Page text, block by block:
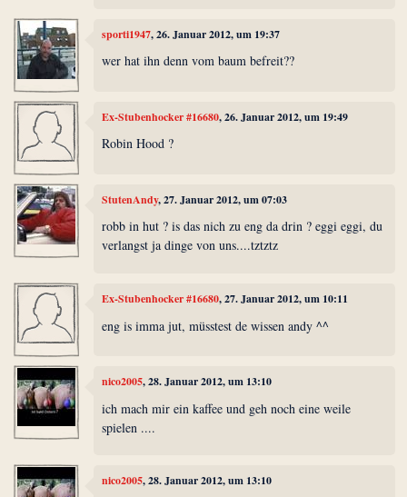
sporti1947, 26. Januar 2012, um 19:37
wer hat ihn denn vom baum befreit??
Ex-Stubenhocker #16680, 26. Januar 2012, um 19:49
Robin Hood ?
StutenAndy, 27. Januar 2012, um 07:03
robb in hut ? is das nich zu eng da drin ? eggi eggi, du
verlangst ja dinge von uns....tztztz
Ex-Stubenhocker #16680, 27. Januar 2012, um 10:11
eng is imma jut, müsstest de wissen andy ^^
nico2005, 28. Januar 2012, um 13:10
ich mach mir ein kaffee und geh noch eine weile
spielen ....
nico2005, 28. Januar 2012, um 13:10